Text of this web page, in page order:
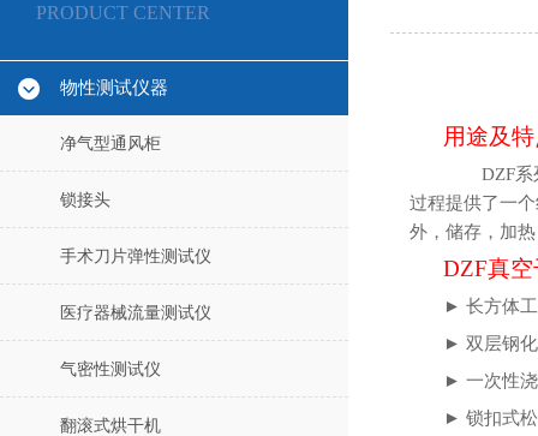
PRODUCT CENTER
物性测试仪器
净气型通风柜
锁接头
手术刀片弹性测试仪
医疗器械流量测试仪
气密性测试仪
翻滚式烘干机
用途及
DZF
过程提供了一
外，储存，加
DZF真
► 长方体
► 双层钢
► 一次性
► 锁扣式